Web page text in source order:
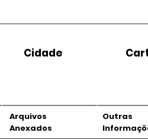
Cidade
Arquivos
Anexados
Outras